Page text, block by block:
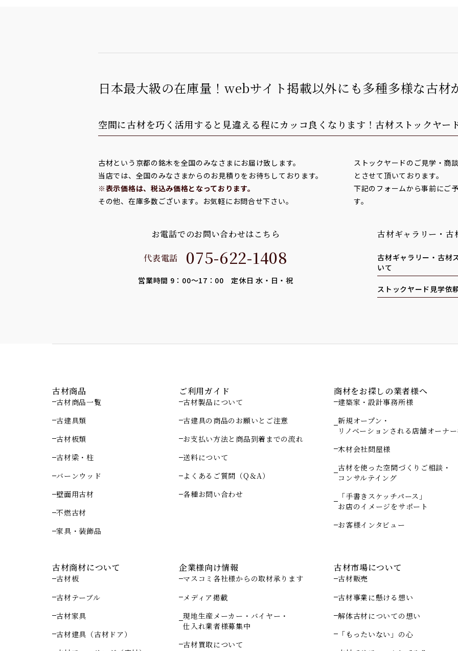
日本最大級の在庫量！webサイト掲載以外にも多種多様な古材
空間に古材を巧く活用すると見違える程にカッコ良くなります！ 古材ストックヤー
古材という京都の銘木を全国のみなさまにお届け致します。
当店では、全国のみなさまからのお見積りをお待ちしております。
※表示価格は、税込み価格となっております。
その他、在庫多数ございます。お気軽にお問合せ下さい。
お電話でのお問い合わせはこちら
代表電話 075-622-1408
営業時間 9：00～17：00 定休日 水・日・祝
ストックヤードのご見学・商
とさせて頂いております。
下記のフォームから事前にご
す。
古材ギャラリー・古
古材ギャラリー・古材
いて
ストックヤード見学依
古材商品
古材商品一覧
古建具類
古材板類
古材梁・柱
バーンウッド
壁面用古材
不燃古材
家具・装飾品
ご利用ガイド
古材製品について
古建具の商品のお願いとご注意
お支払い方法と商品到着までの流れ
送料について
よくあるご質問（Q＆A）
各種お問い合わせ
商材をお探しの業者様へ
建築家・設計事務所様
新規オープン・
リノベーションされる店舗オーナ
木材会社問屋様
古材を使った空間づくりご相談・
コンサルテイング
「手書きスケッチパース」
お店のイメージをサポート
お客様インタビュー
古材商材について
古材板
古材テーブル
古材家具
古材建具（古材ドア）
企業様向け情報
マスコミ各社様からの取材承ります
メディア掲載
現地生産メーカー・バイヤー・
仕入れ業者様募集中
古材買取について
古材市場について
古材販売
古材事業に懸ける想い
解体古材についての想い
「もったいない」の心